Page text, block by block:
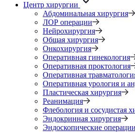
Центр хирургии
Абдоминальная хирургия
ЛОР операции
Нейрохирургия
Общая хирургия
Онкохирургия
Оперативная гинекология
Оперативная проктология
Оперативная
Оперативная урология и
Пластическая хирургия
Реанимация
Флебология и сосудистая
Эндокринная хирургия
Эндоскопические операции